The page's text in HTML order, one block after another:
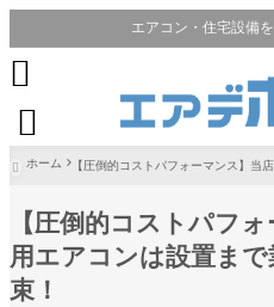
エアコン・住宅設備


 ホーム 【圧倒的コストパフォーマンス】当
【圧倒的コストパフ
用エアコンは設置ま
束！